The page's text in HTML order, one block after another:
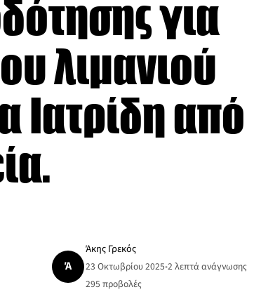
για
λιμανιού
Ιατρίδη από
Ά
Άκης Γρεκός
23 Οκτωβρίου 2025•2 λεπτά ανάγνωσης
295 προβολές